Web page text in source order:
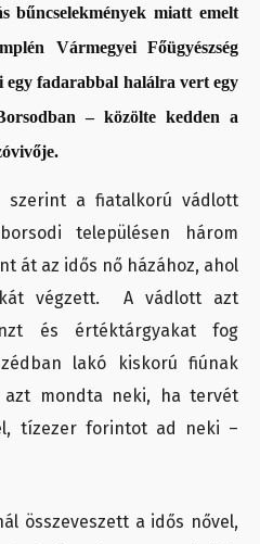
bűncselekmények miatt emelt
Vármegyei Főügyészség
fadarabbal halálra vert egy
– közölte kedden a
szerint a fiatalkorú vádlott
településen három
át az idős nő házához, ahol
végzett. A vádlott azt
és értéktárgyakat fog
lakó kiskorú fiúnak
mondta neki, ha tervét
tízezer forintot ad neki –
összeveszett a idős nővel,